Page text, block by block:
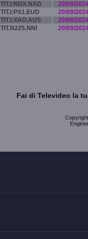
TIT.I:NDX.NAD
20/09/
TIT.I:PX1.EUD
20/09/
TIT.I:XAO.AUS
20/09/
TIT.N225.NNI 20/09/
Fai di Televideo la